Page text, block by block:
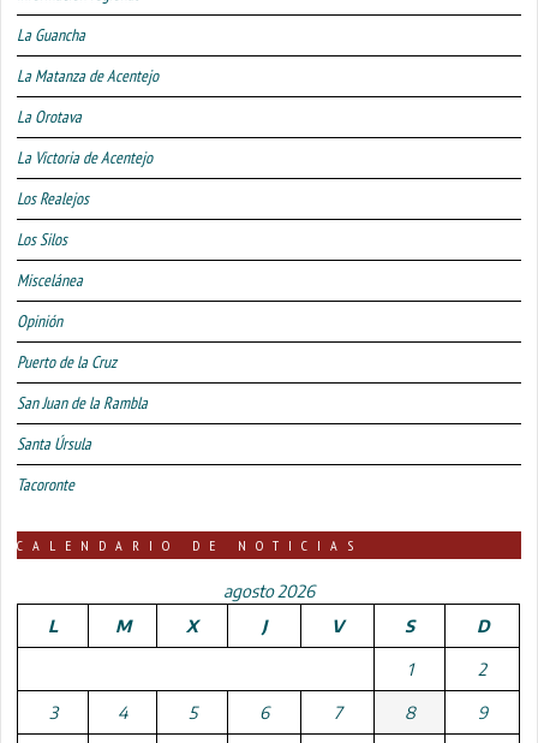
La Guancha
La Matanza de Acentejo
La Orotava
La Victoria de Acentejo
Los Realejos
Los Silos
Miscelánea
Opinión
Puerto de la Cruz
San Juan de la Rambla
Santa Úrsula
Tacoronte
CALENDARIO DE NOTICIAS
agosto 2026
L
M X J V S D
1 2
3 4 5 6 7 8 9